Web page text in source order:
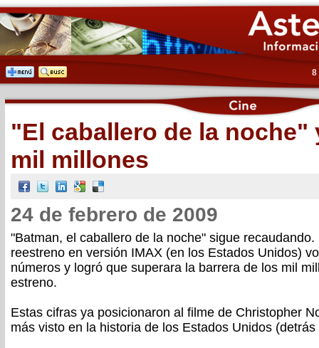
8
"El caballero de la noche"
mil millones
24 de febrero de 2009
"Batman, el caballero de la noche" sigue recaudando.
reestreno en versión IMAX (en los Estados Unidos)
números y logró que superara la barrera de los mil
estreno.
Estas cifras ya posicionaron al filme de Christopher
más visto en la historia de los Estados Unidos (detrás